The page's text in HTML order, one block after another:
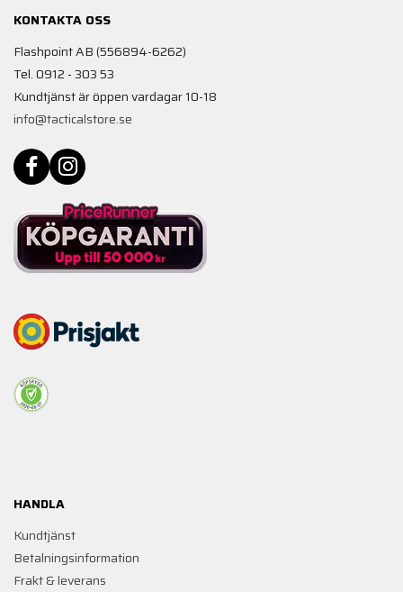
KONTAKTA OSS
Flashpoint AB (556894-6262)
Tel. 0912 - 303 53
Kundtjänst är öppen vardagar 10-18
info@tacticalstore.se
HANDLA
Kundtjänst
Betalningsinformation
Frakt & leverans